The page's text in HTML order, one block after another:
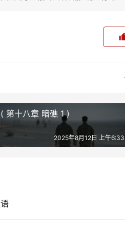
第十八章 暗礁 1 )
2025年8月12日 上午6:33